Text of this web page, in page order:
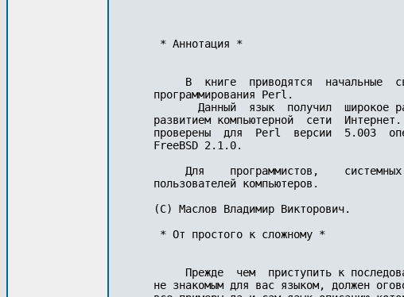
* Аннотация *
В  книге  приводятся  начальные
программирования Perl.
Данный  язык  получил  широкое
развитием компьютерной  сети
проверены  для  Perl  версии  5.003
FreeBSD 2.1.0.
Для    программистов,
пользователей компьютеров.
(C) Маслов Владимир Викторович.
* От простого к сложному *
Прежде  чем  приступить к
не знакомым для вас языком, должен